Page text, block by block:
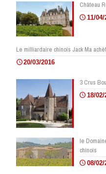
Château
11/04/
Le milliardaire chinois Jack Ma
20/03/2016
3 Crus
18/02/
le
chinois
08/02/